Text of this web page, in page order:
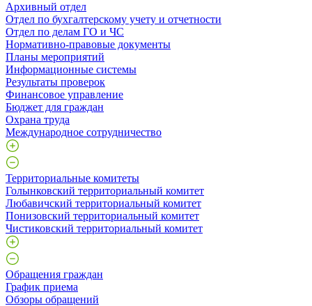
Архивный отдел
Отдел по бухгалтерскому учету и отчетности
Отдел по делам ГО и ЧС
Нормативно-правовые документы
Планы мероприятий
Информационные системы
Результаты проверок
Финансовое управление
Бюджет для граждан
Охрана труда
Международное сотрудничество
Территориальные комитеты
Голынковский территориальный комитет
Любавичский территориальный комитет
Понизовский территориальный комитет
Чистиковский территориальный комитет
Обращения граждан
График приема
Обзоры обращений